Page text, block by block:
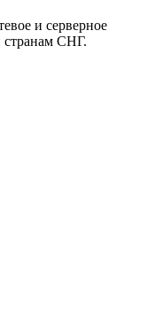
и серверное
странам СНГ.